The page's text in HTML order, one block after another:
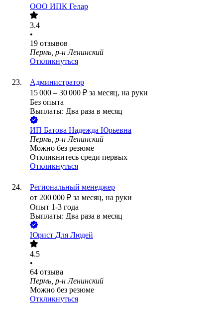
ООО ИПК Гелар
3.4
•
19 отзывов
Пермь, р-н Ленинский
Откликнуться
Администратор
15 000 – 30 000 ₽ за месяц, на руки
Без опыта
Выплаты: Два раза в месяц
ИП Батова Надежда Юрьевна
Пермь, р-н Ленинский
Можно без резюме
Откликнитесь среди первых
Откликнуться
Региональный менеджер
от 200 000 ₽ за месяц, на руки
Опыт 1-3 года
Выплаты: Два раза в месяц
Юрист Для Людей
4.5
•
64 отзыва
Пермь, р-н Ленинский
Можно без резюме
Откликнуться